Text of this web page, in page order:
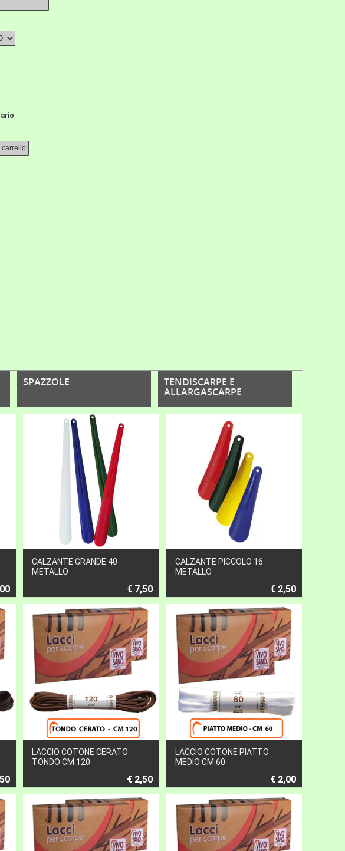
SPAZZOLE TENDISCARPE E
ALLARGASCARPE
CALZANTE GRANDE 40
METALLO
€ 7,50
CALZANTE PICCOLO 16
METALLO
€ 2,50
LACCIO COTONE CERATO
TONDO CM 120
€ 2,50
LACCIO COTONE PIATTO
MEDIO CM 60
€ 2,00